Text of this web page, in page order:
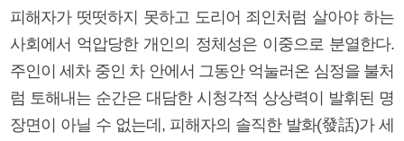
피해자가 떳떳하지 못하고 도리어 죄인처럼 살아야 하는
사회에서 억압당한 개인의 정체성은 이중으로 분열한다.
주인이 세차 중인 차 안에서 그동안 억눌러온 심정을 불처
럼 토해내는 순간은 대담한 시청각적 상상력이 발휘된 명
장면이 아닐 수 없는데, 피해자의 솔직한 발화(發話)가 세